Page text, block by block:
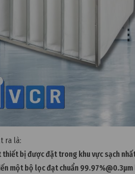
ra là:
thiết bị được đặt trong khu vực sạch
một bộ lọc đạt chuẩn